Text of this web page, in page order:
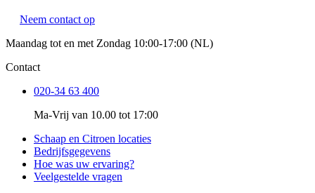
Neem contact op
Maandag tot en met Zondag 10:00-17:00 (NL)
Contact
020-34 63 400
Ma-Vrij van 10.00 tot 17:00
Schaap en Citroen locaties
Bedrijfsgegevens
Hoe was uw ervaring?
Veelgestelde vragen